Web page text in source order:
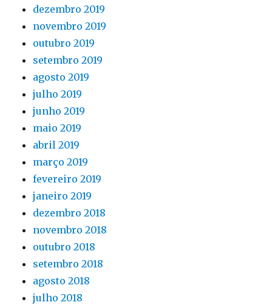
dezembro 2019
novembro 2019
outubro 2019
setembro 2019
agosto 2019
julho 2019
junho 2019
maio 2019
abril 2019
março 2019
fevereiro 2019
janeiro 2019
dezembro 2018
novembro 2018
outubro 2018
setembro 2018
agosto 2018
julho 2018